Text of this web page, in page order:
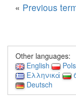
« Previous
Other languages:
English
Ελληνικά
Deutsch